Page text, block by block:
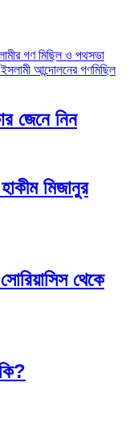
গণ মিছিল ও পথসভা
আন্দোলনের গণমিছিল
জেনে নিন
মিজানুর
থেকে